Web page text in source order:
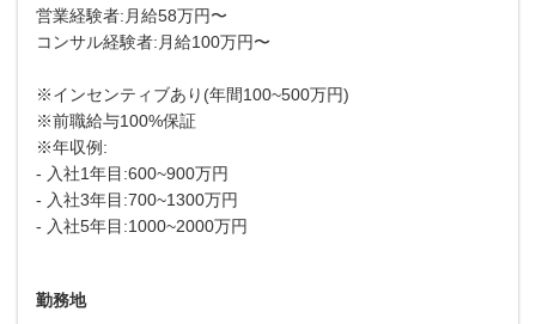
営業経験者:月給58万円〜
コンサル経験者:月給100万円〜
※インセンティブあり(年間100~500万円)
※前職給与100%保証
※年収例:
- 入社1年目:600~900万円
- 入社3年目:700~1300万円
- 入社5年目:1000~2000万円
勤務地